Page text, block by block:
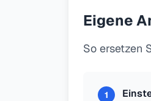
Eigene
So ersetzen
1